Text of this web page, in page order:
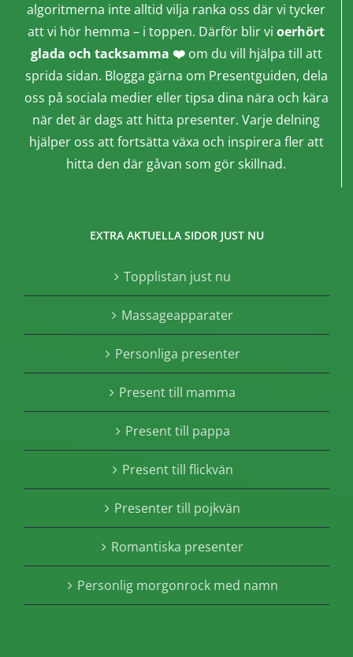
algoritmerna inte alltid vilja ranka oss där vi tycker
att vi hör hemma – i toppen. Därför blir vi oerhört
glada och tacksamma ❤️om du vill hjälpa till att
sprida sidan. Blogga gärna om Presentguiden, dela
oss på sociala medier eller tipsa dina nära och kära
när det är dags att hitta presenter. Varje delning
hjälper oss att fortsätta växa och inspirera fler att
hitta den där gåvan som gör skillnad.
EXTRA AKTUELLA SIDOR JUST NU
Topplistan just nu
Massageapparater
Personliga presenter
Present till mamma
Present till pappa
Present till flickvän
Presenter till pojkvän
Romantiska presenter
Personlig morgonrock med namn